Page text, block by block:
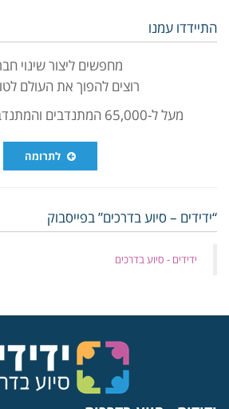
התיידדו עמנו
מחפשים ליצור שינוי
רוצים להפוך את העולם
מעל ל-65,000 המתנדבים והמתנדבות מחכים לכם!
לתרומה
“ידידים – סיוע בדרכים” בפייסבוק
‏ידידים - סיוע בדרכים